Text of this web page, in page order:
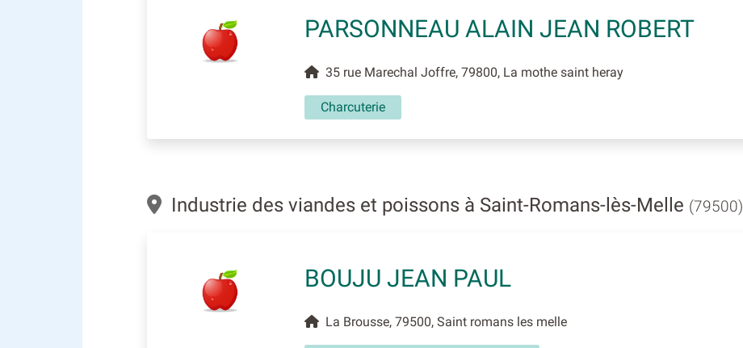
PARSONNEAU ALAIN JEAN ROBERT
35 rue Marechal Joffre, 79800, La mothe saint heray
Charcuterie
Industrie des viandes et poissons à Saint-Romans-lès-Melle (79500)
BOUJU JEAN PAUL
La Brousse, 79500, Saint romans les melle